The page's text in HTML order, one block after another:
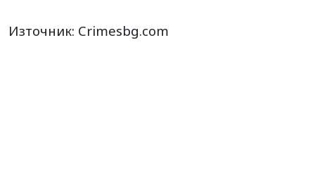
Източник: Crimesbg.com